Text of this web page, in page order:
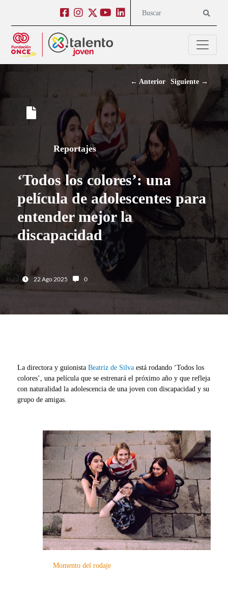
FacebookInstagram
TwitterYoutube
Buscar
← Anterior Siguiente →
‘Todos los colores’: una
película de adolescentes para
entender mejor la
discapacidad
Reportajes
Fecha:
22 Ago 2025 Número de comentarios:
0
La directora y guionistaBeatriz de Silva está rodando ‘Todos los
colores’, una película que se estrenará el próximo año y que refleja
con naturalidad la adolescencia de una joven con discapacidad y su
grupo de amigas.
Momento del rodaje